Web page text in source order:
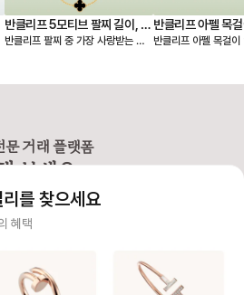
반클리프 5모티브 팔찌 길이, 착
용팁-참으로 착용 vs 길이 수선
반클리프 팔찌 중 가장 사랑받는 제
닉스 모델 등 매장 구매 시 웨이팅 디
즈를 선택할 수 없고 총 길이 19cm
로 스펙이 동일해요. 손목이 얇은 분
요, 저 역시 오닉스 5모티브 팔찌를
😉 [반클리프 알함브라 5모티브 팔
처럼 연출하는 방법 · 클로버가 찰랑
거려 매력적이고 길이 수선이 필요
반클리프 아펠 목
총정리
반클리프 아펠 목걸
해 드릴 거예요 ✨ 그중에서도 특히
티브를 기준으로 양
크기가 작아 2·3cm
호되는 편이에요! 특히 빈티지는 4
문 거래 플랫폼
보세요.
제
를 찾으세요
혜택